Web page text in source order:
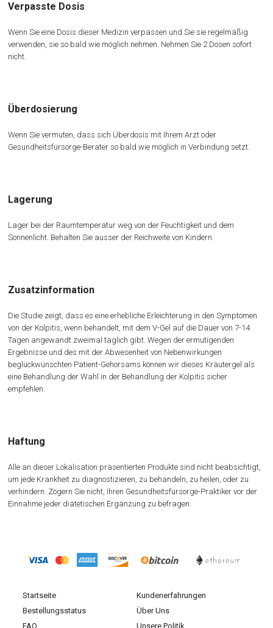
Verpasste Dosis
Wenn Sie eine Dosis dieser Medizin verpassen und Sie sie regelmäßig
verwenden, sie so bald wie möglich nehmen. Nehmen Sie 2 Dosen sofort
nicht.
Überdosierung
Wenn Sie vermuten, dass sich Überdosis mit Ihrem Arzt oder
Gesundheitsfürsorge-Berater so bald wie möglich in Verbindung setzt.
Lagerung
Lager bei der Raumtemperatur weg von der Feuchtigkeit und dem
Sonnenlicht. Behalten Sie ausser der Reichweite von Kindern.
Zusatzinformation
Die Studie zeigt, dass es eine erhebliche Erleichterung in den Symptomen
von der Kolpitis, wenn behandelt, mit dem V-Gel auf die Dauer von 7-14
Tagen angewandt zweimal täglich gibt. Wegen der ermutigenden
Ergebnisse und des mit der Abwesenheit von Nebenwirkungen
beglückwünschten Patient-Gehorsams können wir dieses Kräutergel als
eine Behandlung der Wahl in der Behandlung der Kolpitis sicher
empfehlen.
Haftung
Alle an dieser Lokalisation präsentierten Produkte sind nicht beabsichtigt,
um jede Krankheit zu diagnostizieren, zu behandeln, zu heilen, oder zu
verhindern. Zögern Sie nicht, Ihren Gesundheitsfürsorge-Praktiker vor der
Einnahme jeder diätetischen Ergänzung zu befragen.
Startseite
Unsere Politik
Bestellungsstatus
Kundenerfahrungen
FAQ
Über Uns